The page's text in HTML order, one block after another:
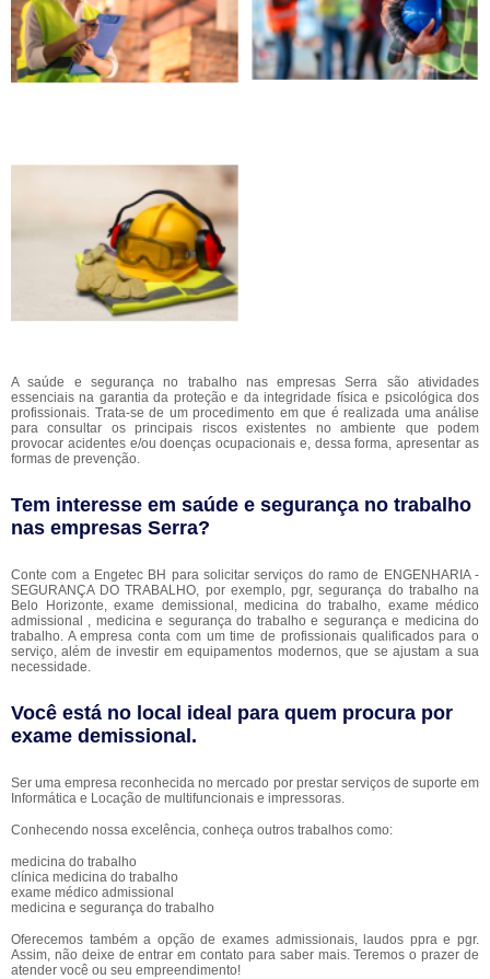
A saúde e segurança no trabalho nas empresas Serra são atividades
essenciais na garantia da proteção e da integridade física e psicológica dos
profissionais. Trata-se de um procedimento em que é realizada uma análise
para consultar os principais riscos existentes no ambiente que podem
provocar acidentes e/ou doenças ocupacionais e, dessa forma, apresentar as
formas de prevenção.
Tem interesse em saúde e segurança no trabalho
nas empresas Serra?
Conte com a Engetec BH para solicitar serviços do ramo de ENGENHARIA -
SEGURANÇA DO TRABALHO, por exemplo, pgr, segurança do trabalho na
Belo Horizonte, exame demissional, medicina do trabalho, exame médico
admissional , medicina e segurança do trabalho e segurança e medicina do
trabalho. A empresa conta com um time de profissionais qualificados para o
serviço, além de investir em equipamentos modernos, que se ajustam a sua
necessidade.
Você está no local ideal para quem procura por
exame demissional .
Ser uma empresa reconhecida no mercado por prestar serviços de suporte em
Informática e Locação de multifuncionais e impressoras.
Conhecendo nossa excelência, conheça outros trabalhos como:
medicina do trabalho
clínica medicina do trabalho
exame médico admissional
medicina e segurança do trabalho
Oferecemos também a opção de exames admissionais, laudos ppra e pgr.
Assim, não deixe de entrar em contato para saber mais. Teremos o prazer de
atender você ou seu empreendimento!